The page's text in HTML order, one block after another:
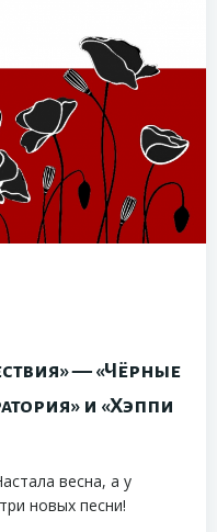
— «Чёрные
и «Хэппи
весна, а у
новых песни!